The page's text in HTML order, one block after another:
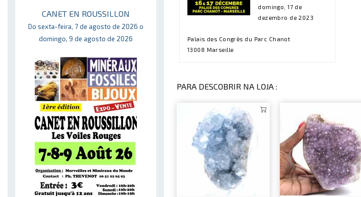
CANET EN ROUSSILLON
Do sexta-feira, 7 de agosto de 2026 o
domingo, 9 de agosto de 2026
domingo, 17 de
dezembro de 2023
Palais des Congrès du Parc Chanot
13008 Marseille
PARA DESCOBRIR NA LOJA :